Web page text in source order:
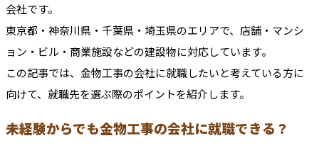
会社です。
東京都・神奈川県・千葉県・埼玉県のエリアで、店舗・マンシ
ョン・ビル・商業施設などの建設物に対応しています。
この記事では、金物工事の会社に就職したいと考えている方に
向けて、就職先を選ぶ際のポイントを紹介します。
未経験からでも金物工事の会社に就職できる？